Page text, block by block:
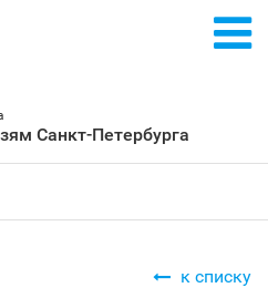
Санкт‑Петербурга
к списку